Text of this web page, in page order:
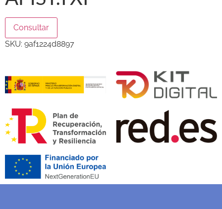
Consultar
SKU: 9af1224d8897